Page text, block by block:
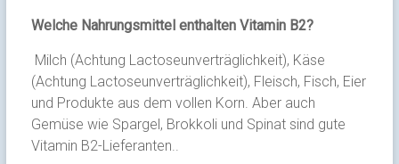
Welche Nahrungsmittel enthalten Vitamin B2?
Milch (Achtung Lactoseunverträglichkeit), Käse
(Achtung Lactoseunverträglichkeit), Fleisch, Fisch, Eier
und Produkte aus dem vollen Korn. Aber auch
Gemüse wie Spargel, Brokkoli und Spinat sind gute
Vitamin B2-Lieferanten..